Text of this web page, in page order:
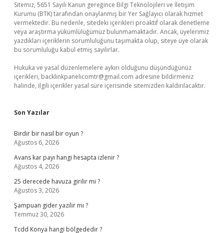
Sitemiz, 5651 Sayılı Kanun gereğince Bilgi Teknolojileri ve İletişim
Kurumu (BTK) tarafından onaylanmış bir Yer Sağlayıcı olarak hizmet
vermektedir. Bu nedenle, sitedeki içerikleri proaktif olarak denetleme
veya araştırma yükümlülüğümüz bulunmamaktadır. Ancak, üyelerimiz
yazdıkları içeriklerin sorumluluğunu taşımakta olup, siteye üye olarak
bu sorumluluğu kabul etmiş sayılırlar.
Hukuka ve yasal düzenlemelere aykırı olduğunu düşündüğünüz
içerikleri, backlinkpanelicomtr@gmail.com adresine bildirmeniz
halinde, ilgili içerikler yasal süre içerisinde sitemizden kaldırılacaktır.
Son Yazılar
Birdir bir nasıl bir oyun ?
Ağustos 6, 2026
Avans kar payı hangi hesapta izlenir ?
Ağustos 4, 2026
25 derecede havuza girilir mi ?
Ağustos 3, 2026
Şampuan gider yazılır mı ?
Temmuz 30, 2026
Tcdd Konya hangi bölgededir ?